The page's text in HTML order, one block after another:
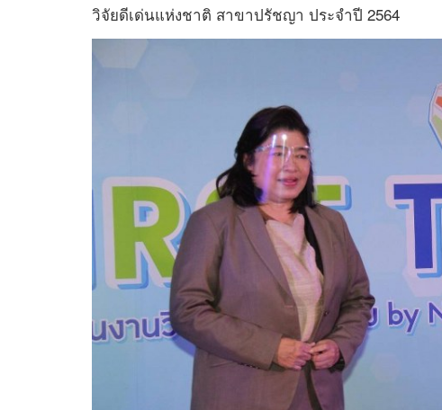
วิจัยดีเด่นแห่งชาติ สาขาปรัชญา ประจำปี 2564